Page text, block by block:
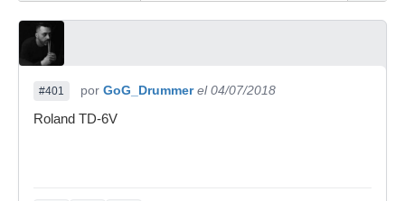
#401 por GoG_Drummer el 04/07/2018
Roland TD-6V